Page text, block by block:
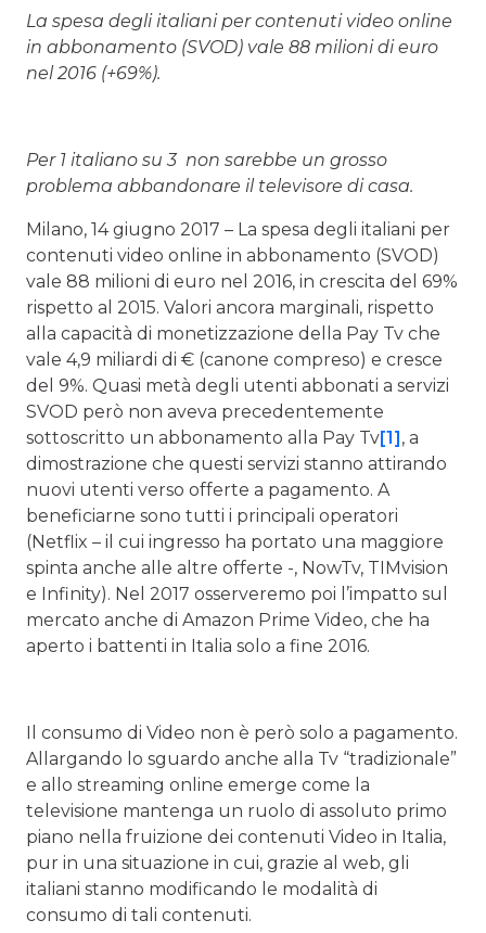
La spesa degli italiani per contenuti video online
in abbonamento (SVOD) vale 88 milioni di euro
nel 2016 (+69%).
Per 1 italiano su 3 non sarebbe un grosso
problema abbandonare il televisore di casa.
Milano, 14 giugno 2017 – La spesa degli italiani per
contenuti video online in abbonamento (SVOD)
vale 88 milioni di euro nel 2016, in crescita del 69%
rispetto al 2015. Valori ancora marginali, rispetto
alla capacità di monetizzazione della Pay Tv che
vale 4,9 miliardi di € (canone compreso) e cresce
del 9%. Quasi metà degli utenti abbonati a servizi
SVOD però non aveva precedentemente
sottoscritto un abbonamento alla Pay Tv[1], a
dimostrazione che questi servizi stanno attirando
nuovi utenti verso offerte a pagamento. A
beneficiarne sono tutti i principali operatori
(Netflix – il cui ingresso ha portato una maggiore
spinta anche alle altre offerte -, NowTv, TIMvision
e Infinity). Nel 2017 osserveremo poi l’impatto sul
mercato anche di Amazon Prime Video, che ha
aperto i battenti in Italia solo a fine 2016.
Il consumo di Video non è però solo a pagamento.
Allargando lo sguardo anche alla Tv “tradizionale”
e allo streaming online emerge come la
televisione mantenga un ruolo di assoluto primo
piano nella fruizione dei contenuti Video in Italia,
pur in una situazione in cui, grazie al web, gli
italiani stanno modificando le modalità di
consumo di tali contenuti.